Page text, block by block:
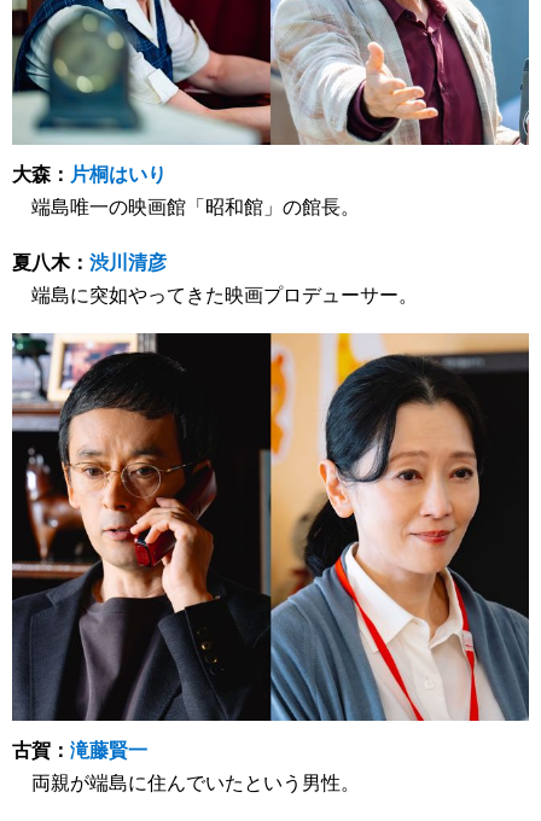
大森： 片桐はいり
端島唯一の映画館「昭和館」の館長。
夏八木： 渋川清彦
端島に突如やってきた映画プロデューサー。
古賀： 滝藤賢一
両親が端島に住んでいたという男性。